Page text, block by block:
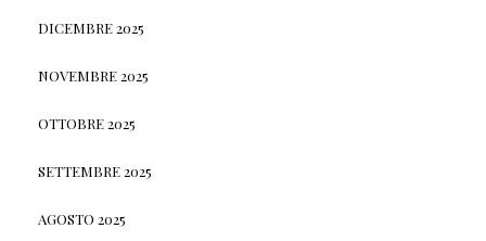
DICEMBRE 2025
NOVEMBRE 2025
OTTOBRE 2025
SETTEMBRE 2025
AGOSTO 2025